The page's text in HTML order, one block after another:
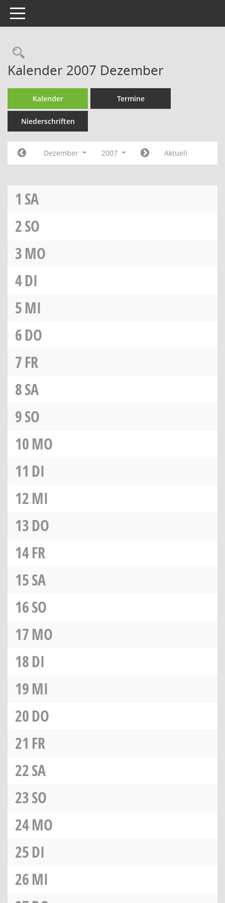
Toggle navigation
Rechercheauswahl
Kalender 2007 Dezember
Kalender Termine
Niederschriften
Dezember 2007 Aktuell
1 SA
2SO
3MO
4DI
5MI
6DO
7FR
8SA
9SO
10MO
11 DI
12MI
13DO
14FR
15SA
16SO
17MO
18DI
19MI
20DO
21 FR
22SA
23SO
24MO
25DI
26MI